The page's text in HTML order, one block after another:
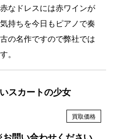
なドレスには赤ワインが
持ちを今日もピアノで奏
の名作ですので弊社では
。
スカートの少女
買取価格